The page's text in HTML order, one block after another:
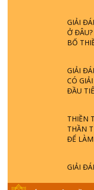
GIẢI
Ở
BỐ
GIẢI
CÓ
ĐẦU
THIỀN
THẦN
ĐỂ
GIẢI
LOÀI
NÀO